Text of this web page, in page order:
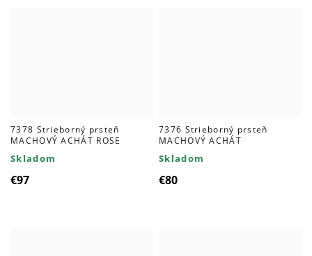
7378 Strieborný prsteň
MACHOVÝ ACHÁT ROSE
Skladom
€97
7376 Strieborný prsteň
MACHOVÝ ACHÁT
Skladom
€80